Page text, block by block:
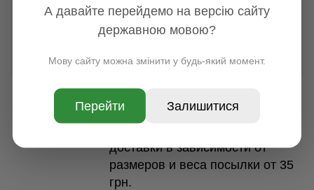
По всей Украине срок доставки
1-3 дня. Стоимость доставки в
веса посылки от 100 грн.
УКРПОЧТА
По всей Украине, срок
доставки в зависимости от
размеров и веса посылки от 35
грн.
А давайте перейдемо на версію сайту
державною мовою?
Мову сайту можна змінити у будь-який момент.
Перейти Залишитися